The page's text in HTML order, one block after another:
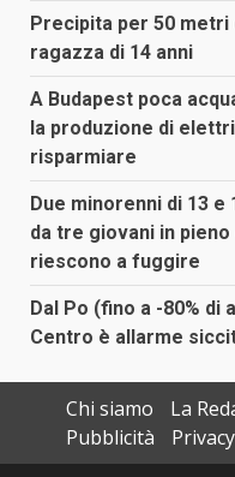
Precipita per 50 metri
ragazza di 14 anni
A Budapest poca
la produzione di
risparmiare
Due minorenni di 13
da tre giovani in
riescono a fuggire
Dal Po (fino a -80% di
Centro è allarme
Chi siamo
La
Pubblicità